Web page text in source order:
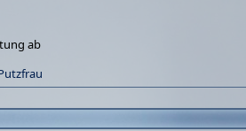
ab